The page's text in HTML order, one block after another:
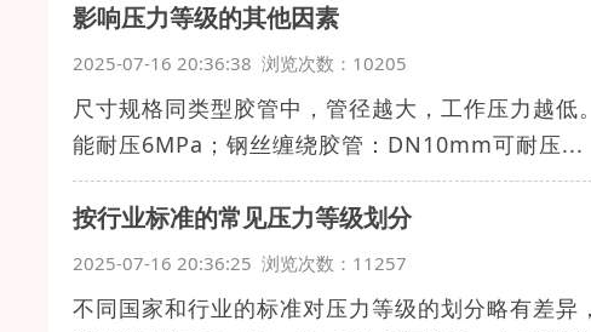
影响压力等级的其他因素
2025-07-16 20:36:38 浏览次数：10205
尺寸规格同类型胶管中，管径越大，工作压力越
能耐压6MPa；钢丝缠绕胶管：DN10mm可耐压...
按行业标准的常见压力等级划分
2025-07-16 20:36:25 浏览次数：11257
不同国家和行业的标准对压力等级的划分略有差